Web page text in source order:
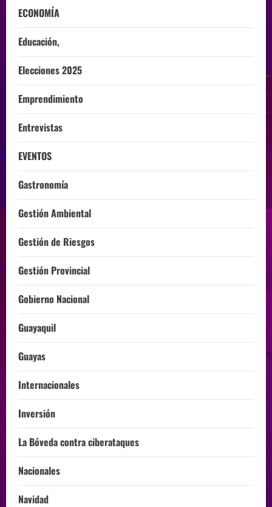
ECONOMÍA
Educación,
Elecciones 2025
Emprendimiento
Entrevistas
EVENTOS
Gastronomía
Gestión Ambiental
Gestión de Riesgos
Gestión Provincial
Gobierno Nacional
Guayaquil
Guayas
Internacionales
Inversión
La Bóveda contra ciberataques
Nacionales
Navidad